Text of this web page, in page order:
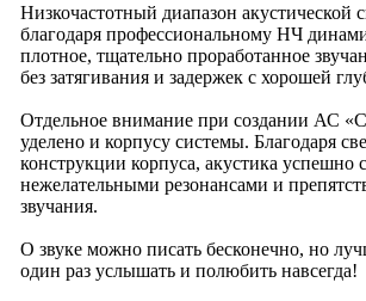
Низкочастотный диапазон акустической
благодаря профессиональному НЧ
плотное, тщательно проработанное
без затягивания и задержек с хорошей
Отдельное внимание при создании АС
уделено и корпусу системы. Благодаря
конструкции корпуса, акустика успешно
нежелательными резонансами и
звучания.
О звуке можно писать бесконечно, но
один раз услышать и полюбить навсегда!